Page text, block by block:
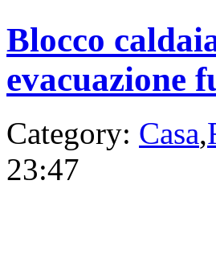
Blocco
evacuazione
Category: Casa,
23:47